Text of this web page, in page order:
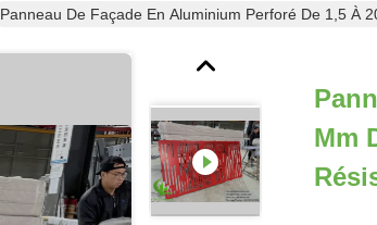
Panneau De Façade En Aluminium Perforé De 1,5 À
Mm